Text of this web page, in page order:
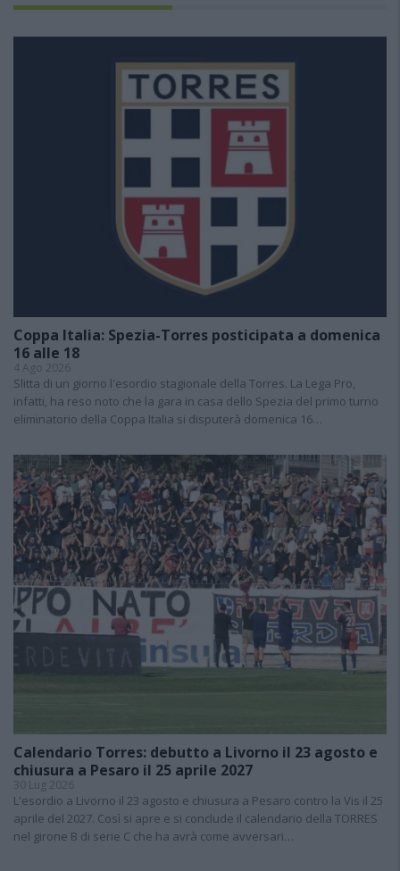
Coppa Italia: Spezia-Torres posticipata a domenica
16 alle 18
4 Ago 2026
Slitta di un giorno l'esordio stagionale della Torres. La Lega Pro,
infatti, ha reso noto che la gara in casa dello Spezia del primo turno
eliminatorio della Coppa Italia si disputerà domenica 16…
Calendario Torres: debutto a Livorno il 23 agosto e
chiusura a Pesaro il 25 aprile 2027
30 Lug 2026
L'esordio a Livorno il 23 agosto e chiusura a Pesaro contro la Vis il 25
aprile del 2027. Così si apre e si conclude il calendario della TORRES
nel girone B di serie C che ha avrà come avversari…